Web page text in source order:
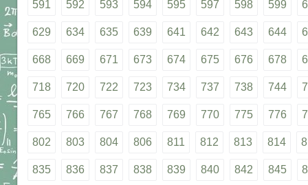
591 592 593 594 595 597 598 599
629 634 635 639 641 642 643 644
668 669 671 673 674 675 676 678
718 720 722 723 734 737 738 744
765 766 767 768 769 770 775 776
802 803 804 806 811 812 813 814
835 836 837 838 839 840 842 845